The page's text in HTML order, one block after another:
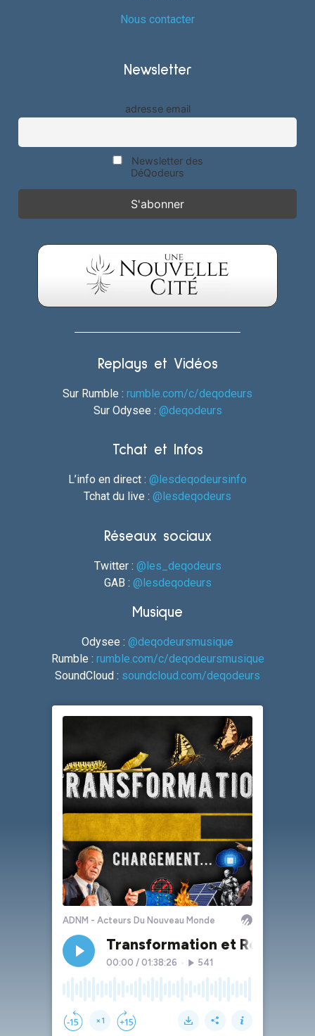
Nous contacter
Newsletter
adresse email
Newsletter des
DéQodeurs
Replays et Vidéos
Sur Rumble : rumble.com/c/deqodeurs
Sur Odysee : @deqodeurs
Tchat et Infos
L’info en direct : @lesdeqodeursinfo
Tchat du live : @lesdeqodeurs
Réseaux sociaux
Twitter : @les_deqodeurs
GAB : @lesdeqodeurs
Musique
Odysee : @deqodeursmusique
Rumble : rumble.com/c/deqodeursmusique
SoundCloud : soundcloud.com/deqodeurs